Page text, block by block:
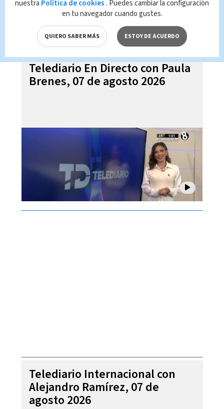
Telediario En Directo con Paula
Brenes, 07 de agosto 2026
Telediario Internacional con
Alejandro Ramírez, 07 de
agosto 2026
nuestra Política de cookies . Puedes cambiar la configuración
en tu navegador cuando gustes.
QUIERO SABER MÁS ESTOY DE ACUERDO